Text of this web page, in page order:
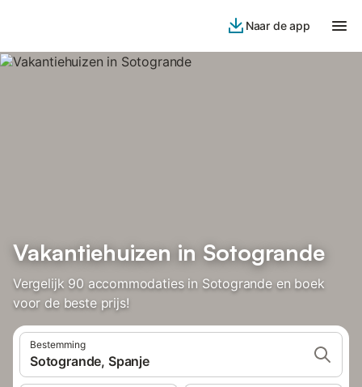
Naar de app
Vakantiehuizen in Sotogrande
Vergelijk 90 accommodaties in Sotogrande en boek
voor de beste prijs!
Bestemming
Sotogrande, Spanje